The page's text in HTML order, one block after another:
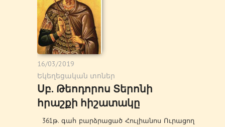
16/03/2019
Եկեղեցական տոներ
Սբ. Թեոդորոս Տերոնի
հրաշքի հիշատակը
361թ. գահ բարձրացած Հուլիանոս Ուրացող